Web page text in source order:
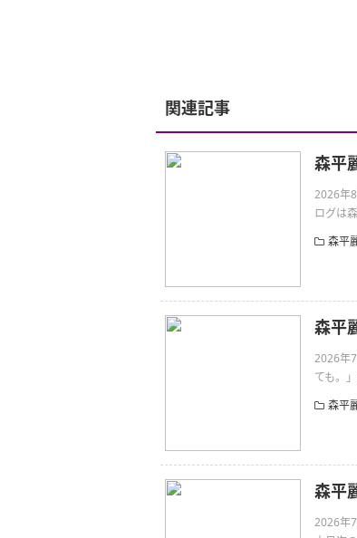
関連記事
森平
2026年
ログは
森平
森平
2026年
ても。
森平
森平
2026年